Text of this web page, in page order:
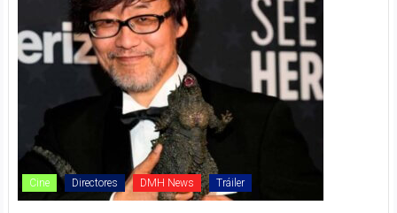
Cine Directores DMH News Tráiler